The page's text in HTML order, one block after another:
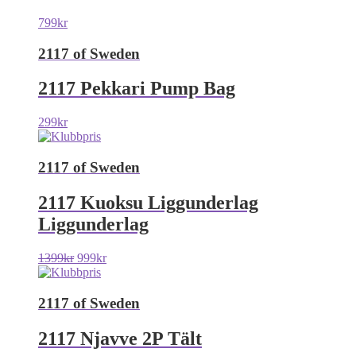
799kr
2117 of Sweden
2117 Pekkari Pump Bag
299kr
2117 of Sweden
2117 Kuoksu Liggunderlag
Liggunderlag
1399kr 999kr
2117 of Sweden
2117 Njavve 2P Tält